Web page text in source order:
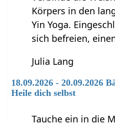
Körpers in den
Yin Yoga.
sich befreien,
Julia Lang
18.09.2026 - 20.09.2026
Heile dich selbst
Tauche ein in die